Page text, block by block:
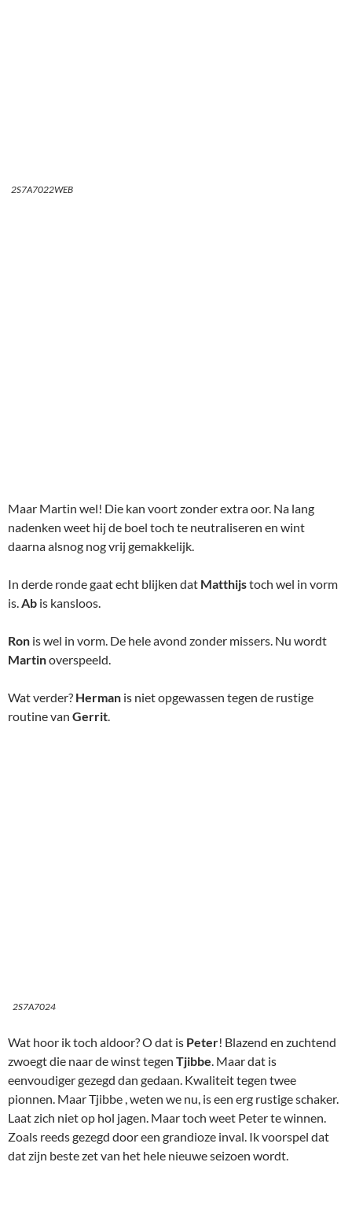
2S7A7022WEB
Maar Martin wel! Die kan voort zonder extra oor. Na lang
nadenken weet hij de boel toch te neutraliseren en wint
daarna alsnog nog vrij gemakkelijk.
In derde ronde gaat echt blijken dat Matthijstoch wel in vorm
is. Ab is kansloos.
Ron is wel in vorm. De hele avond zonder missers. Nu wordt
Martinoverspeeld.
Wat verder? Herman is niet opgewassen tegen de rustige
routine van Gerrit
2S7A7024
Wat hoor ik toch aldoor? O dat is Peter! Blazend en zuchtend
zwoegt die naar de winst tegen Tjibbe. Maar dat is
eenvoudiger gezegd dan gedaan. Kwaliteit tegen twee
pionnen. Maar Tjibbe , weten we nu, is een erg rustige schaker.
Laat zich niet op hol jagen. Maar toch weet Peter te winnen.
Zoals reeds gezegd door een grandioze inval. Ik voorspel dat
dat zijn beste zet van het hele nieuwe seizoen wordt.